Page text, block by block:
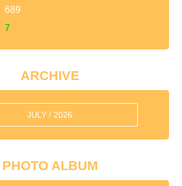
7
689
ARCHIVE
JULY / 2026
PHOTO ALBUM